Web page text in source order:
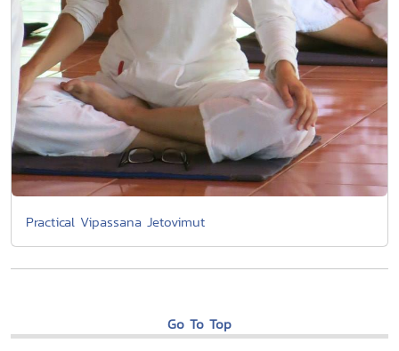
Practical Vipassana Jetovimut
Go To Top